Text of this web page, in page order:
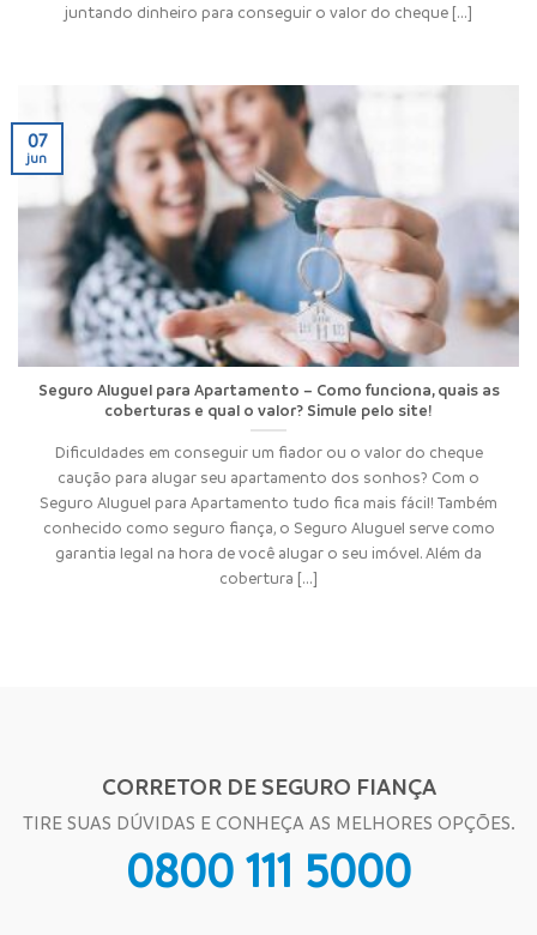
juntando dinheiro para conseguir o valor do cheque [...]
Seguro Aluguel para Apartamento – Como funciona, quais as
coberturas e qual o valor? Simule pelo site!
Dificuldades em conseguir um fiador ou o valor do cheque
caução para alugar seu apartamento dos sonhos? Com o
Seguro Aluguel para Apartamento tudo fica mais fácil! Também
conhecido como seguro fiança, o Seguro Aluguel serve como
garantia legal na hora de você alugar o seu imóvel. Além da
cobertura [...]
07
jun
CORRETOR DE SEGURO FIANÇA
TIRE SUAS DÚVIDAS E CONHEÇA AS MELHORES OPÇÕES.
0800 111 5000